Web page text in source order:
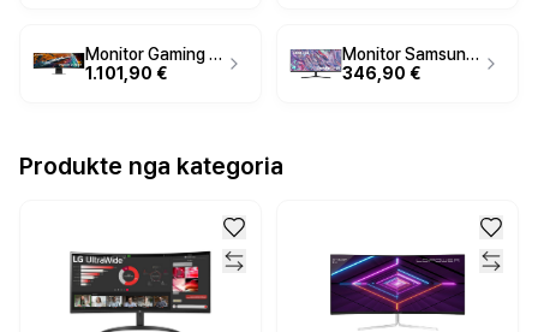
Monitor Gaming Samsung Odyssey OLED G9 (G95SC) / 49" / Dual QHD QD-OLED Curved / 240Hz / 0.03ms / USB-C+HDMI+DP+USB - Zezë
1.101,90 €
Monitor Samsung ViewFinity S5 S34C500 / 34" / UltraWide WQHD VA / 100Hz / 5ms / HDMI+DP - Zezë
346,90 €
Produkte nga kategoria